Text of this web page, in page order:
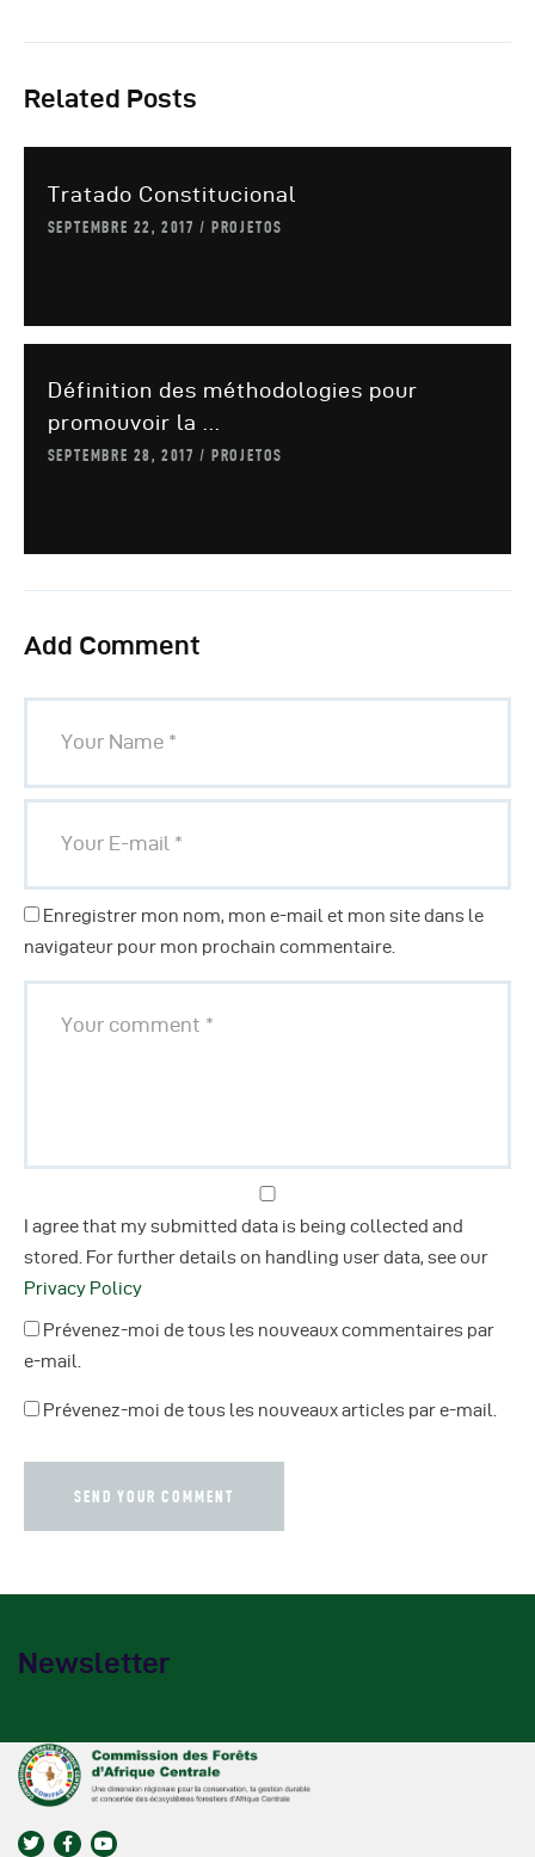
Related Posts
Tratado Constitucional
SEPTEMBRE 22, 2017 PROJETOS
Définition des méthodologies pour
promouvoir la ...
SEPTEMBRE 28, 2017 PROJETOS
Add Comment
Enregistrer mon nom, mon e-mail et mon site dans le
navigateur pour mon prochain commentaire.
I agree that my submitted data is being collected and
stored. For further details on handling user data, see our
Privacy Policy
Prévenez-moi de tous les nouveaux commentaires par
e-mail.
Prévenez-moi de tous les nouveaux articles par e-mail.
Newsletter